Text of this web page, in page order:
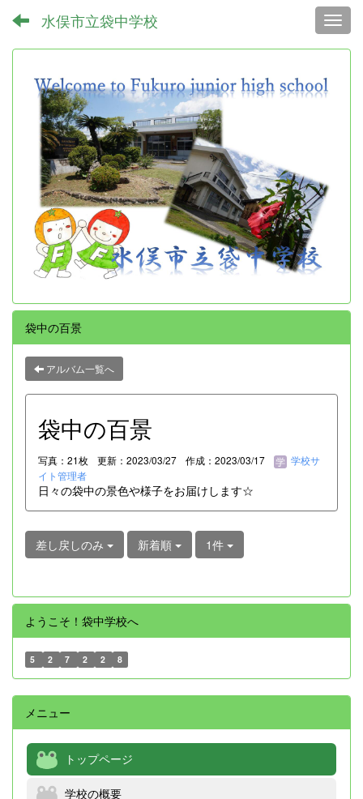
水俣市立袋中学校
袋中の百景
アルバム一覧へ
袋中の百景
写真：21枚 更新：2023/03/27 作成：2023/03/17
学校サ
イト管理者
日々の袋中の景色や様子をお届けします☆
差し戻しのみ 新着順 1件
ようこそ！袋中学校へ
5 2 7 2 2 8
メニュー
トップページ
学校の概要